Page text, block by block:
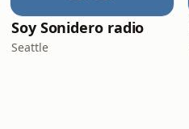
Soy Sonidero radio
Seattle